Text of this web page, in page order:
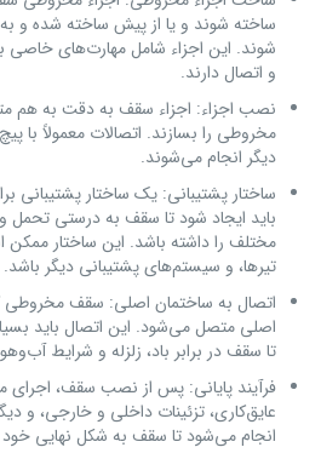
ساخته شوند و یا از پیش ساخته شده و
شوند. این اجزاء شامل مهارت‌های
و اتصال دارند.
نصب اجزاء: اجزاء سقف به دقت به هم
مخروطی را بسازند. اتصالات معمولاً با
دیگر انجام می‌شوند.
ساختار پشتیبانی: یک ساختار
باید ایجاد شود تا سقف به درستی تحمل
مختلف را داشته باشد. این ساختار
تیرها، و سیستم‌های پشتیبانی دیگر باشد.
اتصال به ساختمان اصلی: سقف
اصلی متصل می‌شود. این اتصال باید
تا سقف در برابر باد، زلزله و شرایط
فرآیند پایانی: پس از نصب سقف، اجرای
عایق‌کاری، تزئینات داخلی و خارجی، و
انجام می‌شود تا سقف به شکل نهایی